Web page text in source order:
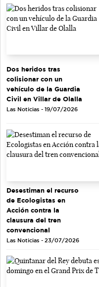
Dos heridos tras
colisionar con un
vehículo de la Guardia
Civil en Villar de Olalla
Las Noticias - 19/07/2026
Desestiman el recurso
de Ecologistas en
Acción contra la
clausura del tren
convencional
Las Noticias - 23/07/2026